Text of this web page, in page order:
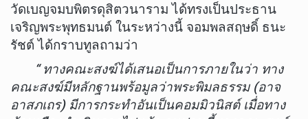
วัดเบญจมบพิตรดุสิตวนาราม ได้ทรงเป็นประธาน
เจริญพระพุทธมนต์ ในระหว่างนี้ จอมพลสฤษดิ์ ธนะ
รัชต์ ได้กราบทูลถามว่า
“ ทางคณะสงฆ์ได้เสนอเป็นการภายในว่า ทาง
คณะสงฆ์มีหลักฐานพร้อมูลว่าพระพิมลธรรม (อาจ
อาสภเถร) มีการกระทำอันเป็นคอมมิวนิสต์ เมื่อทาง